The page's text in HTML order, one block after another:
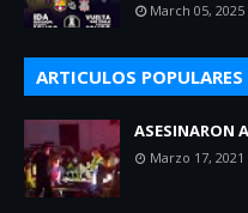
March 05, 2025
ARTICULOS POPULARES
ASESINARON
Marzo 17, 2021